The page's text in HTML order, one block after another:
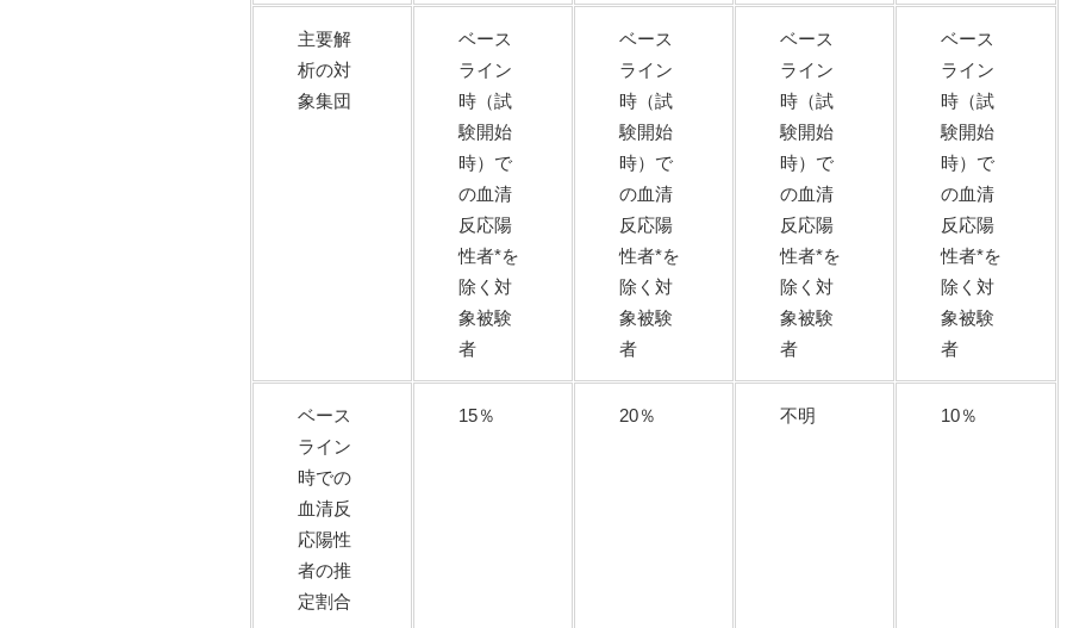
主要解
析の対
象集団
ベース
ライン
時（試
験開始
時）で
の血清
反応陽
性者*を
除く対
象被験
者
ベース
ライン
時（試
験開始
時）で
の血清
反応陽
性者*を
除く対
象被験
者
ベース
ライン
時（試
験開始
時）で
の血清
反応陽
性者*を
除く対
象被験
者
ベース
ライン
時（試
験開始
時）で
の血清
反応陽
性者*を
除く対
象被験
者
ベース
ライン
時での
血清反
応陽性
者の推
定割合
15％ 20％ 不明 10％